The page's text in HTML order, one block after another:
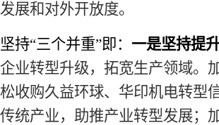
展和对外开放度。
坚持“三个并重”即： 一是坚持提
业转型升级，拓宽生产领域。
收购久益环球、华印机电转型
统产业，助推产业转型发展；